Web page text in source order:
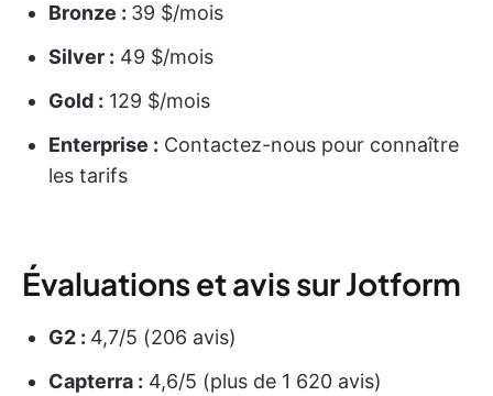
Bronze : 39 $/mois
Silver : 49 $/mois
Gold : 129 $/mois
Enterprise : Contactez-nous pour connaître
les tarifs
Évaluations et avis sur Jotform
G2 : 4,7/5 (206 avis)
Capterra : 4,6/5 (plus de 1 620 avis)